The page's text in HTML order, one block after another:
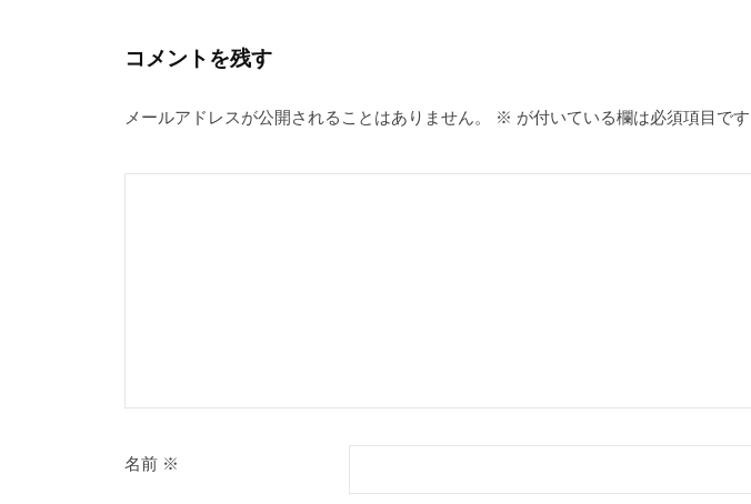
コメントを残す
メールアドレスが公開されることはありません。 ※ が付いている欄は必須項目です
名前 ※